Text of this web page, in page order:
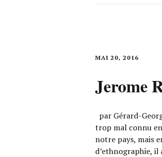
MAI 20, 2016
Jerome
par Gérard-
trop mal connu
notre pays, mais
d’ethnographie, il